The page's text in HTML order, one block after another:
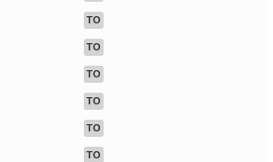
TO
TO
TO
TO
TO
TO